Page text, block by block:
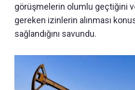
görüşmelerin olumlu geçtiğini
gereken izinlerin alınması
sağlandığını savundu.